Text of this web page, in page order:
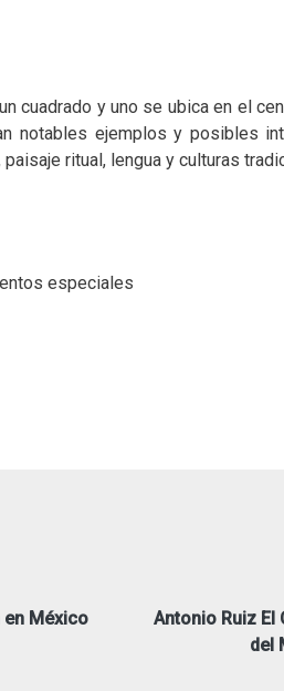
cuadrado y uno se ubica en el
notables ejemplos y posibles
ritual, lengua y culturas
especiales
en México
Antonio Ruiz
del